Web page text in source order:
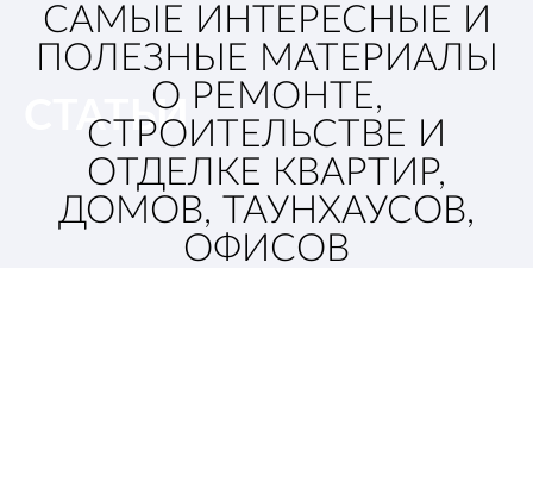
СТАТЬИ
САМЫЕ ИНТЕРЕСНЫЕ И
ПОЛЕЗНЫЕ МАТЕРИАЛЫ
О РЕМОНТЕ,
СТРОИТЕЛЬСТВЕ И
ОТДЕЛКЕ КВАРТИР,
ДОМОВ, ТАУНХАУСОВ,
ОФИСОВ